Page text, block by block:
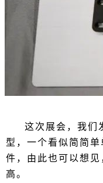
这次展会，我们
型，一个看似简简
件，由此也可以想
高。